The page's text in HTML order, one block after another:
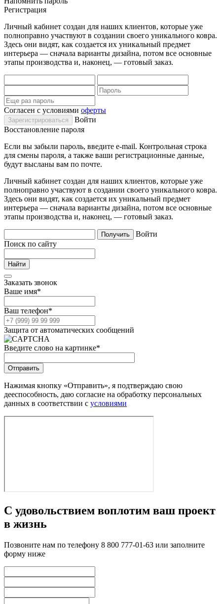
Регистрация
Личный кабинет создан для наших клиентов, которые уже
полноправно участвуют в создании своего уникального ковра.
Здесь они видят, как создается их уникальный предмет
интерьера — сначала варианты дизайна, потом все основные
этапы производства и, наконец, — готовый заказ.
Согласен с условиями оферты
Войти
Восстановление пароля
Если вы забыли пароль, введите e-mail. Контрольная строка
для смены пароля, а также ваши регистрационные данные,
будут высланы вам по почте.
Личный кабинет создан для наших клиентов, которые уже
полноправно участвуют в создании своего уникального ковра.
Здесь они видят, как создается их уникальный предмет
интерьера — сначала варианты дизайна, потом все основные
этапы производства и, наконец, — готовый заказ.
Войти
Поиск по сайту
Заказать звонок
Ваше имя*
Ваш телефон*
Защита от автоматических сообщений
Введите слово на картинке*
Нажимая кнопку «Отправить», я подтверждаю свою
дееспособность, даю согласие на обработку персональных
данных в соответствии с условиями
С удовольствием воплотим ваш проект
в жизнь
Позвоните нам по телефону 8 800 777-01-63 или заполните
форму ниже